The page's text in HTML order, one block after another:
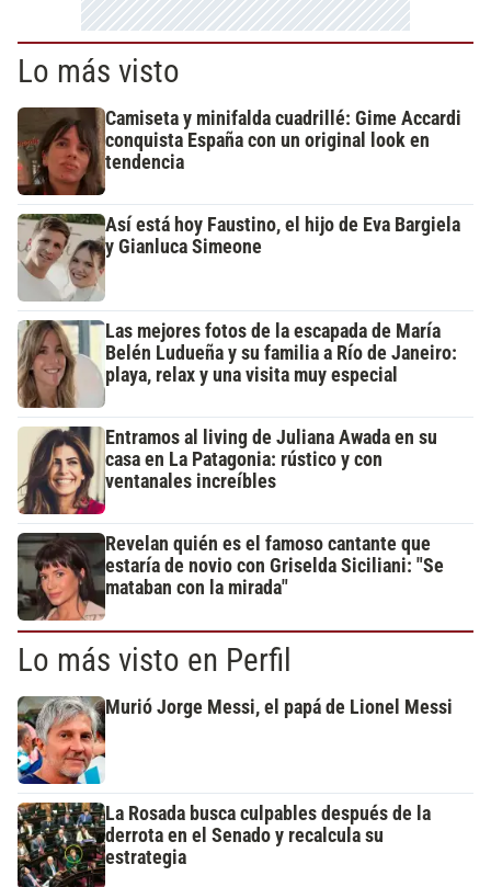
Lo más visto
Camiseta y minifalda cuadrillé: Gime Accardi
conquista España con un original look en
tendencia
Así está hoy Faustino, el hijo de Eva Bargiela
y Gianluca Simeone
Las mejores fotos de la escapada de María
Belén Ludueña y su familia a Río de Janeiro:
playa, relax y una visita muy especial
Entramos al living de Juliana Awada en su
casa en La Patagonia: rústico y con
ventanales increíbles
Revelan quién es el famoso cantante que
estaría de novio con Griselda Siciliani: "Se
mataban con la mirada"
Lo más visto en Perfil
Murió Jorge Messi, el papá de Lionel Messi
La Rosada busca culpables después de la
derrota en el Senado y recalcula su
estrategia